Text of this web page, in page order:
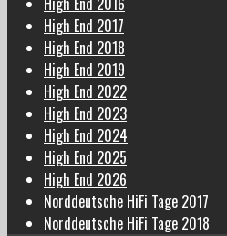
High End 2017
High End 2018
High End 2019
High End 2022
High End 2023
High End 2024
High End 2025
High End 2026
Norddeutsche HiFi Tage 2017
Norddeutsche HiFi Tage 2018